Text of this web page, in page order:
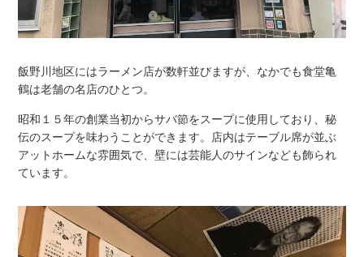
飯野川地区にはラーメン店が数軒並びますが、なかでも食堂亀
鶴は老舗の名店のひとつ。
昭和１５年の創業当初からサバ節をスープに使用しており、秘
伝のスープを味わうことができます。店内はテーブル席が並ぶ
アットホームな雰囲気で、壁には芸能人のサインなども飾られ
ています。